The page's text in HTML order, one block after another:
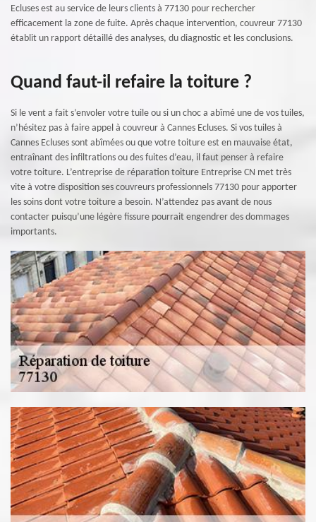
Ecluses est au service de leurs clients à 77130 pour rechercher
efficacement la zone de fuite. Après chaque intervention, couvreur 77130
établit un rapport détaillé des analyses, du diagnostic et les conclusions.
Quand faut-il refaire la toiture ?
Si le vent a fait s’envoler votre tuile ou si un choc a abîmé une de vos tuiles,
n’hésitez pas à faire appel à couvreur à Cannes Ecluses. Si vos tuiles à
Cannes Ecluses sont abîmées ou que votre toiture est en mauvaise état,
entraînant des infiltrations ou des fuites d’eau, il faut penser à refaire
votre toiture. L’entreprise de réparation toiture Entreprise CN met très
vite à votre disposition ses couvreurs professionnels 77130 pour apporter
les soins dont votre toiture a besoin. N’attendez pas avant de nous
contacter puisqu’une légère fissure pourrait engendrer des dommages
importants.